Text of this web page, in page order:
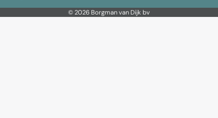
©2026 Borgman van Dijk bv